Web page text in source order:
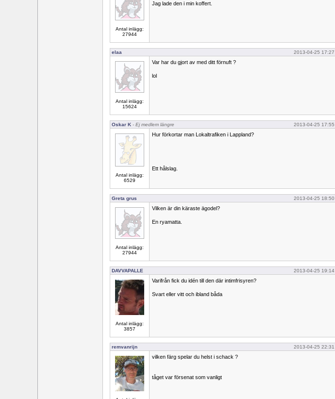
Antal inlägg:
27944
Jag lade den i min koffert.
elaa 2013-04-25 17:27
Antal inlägg:
15624
Var har du gjort av med ditt förnuft ?
lol
Oskar K - Ej medlem längre 2013-04-25 17:55
Antal inlägg:
6529
Hur förkortar man Lokaltrafiken i Lappland?
Ett hålslag.
Greta grus 2013-04-25 18:50
Antal inlägg:
27944
Vilken är din käraste ägodel?
En ryamatta.
DAVVAPALLE 2013-04-25 19:14
Antal inlägg:
3857
Varifrån fick du idén till den där intimfrisyren?
Svart eller vitt och ibland båda
remvanrijn 2013-04-25 22:31
vilken färg spelar du helst i schack ?
tåget var försenat som vanligt